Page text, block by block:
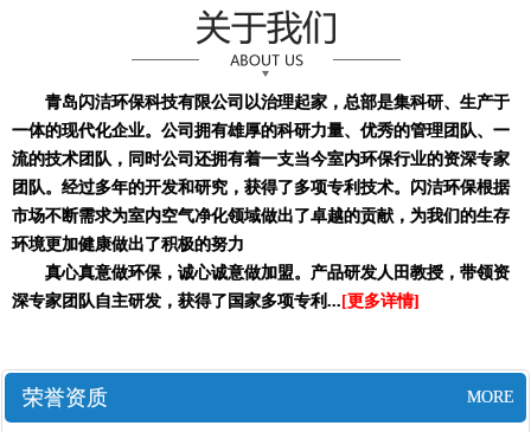
青岛闪洁环保科技有限公司以治理起家，总部是集科研、生产于
一体的现代化企业。公司拥有雄厚的科研力量、优秀的管理团队、一
流的技术团队，同时公司还拥有着一支当今室内环保行业的资深专家
团队。经过多年的开发和研究，获得了多项专利技术。闪洁环保根据
市场不断需求为室内空气净化领域做出了卓越的贡献，为我们的生存
环境更加健康做出了积极的努力
真心真意做环保，诚心诚意做加盟。产品研发人田教授，带领资
深专家团队自主研发，获得了国家多项专利... [更多详情]
荣誉资质 MORE